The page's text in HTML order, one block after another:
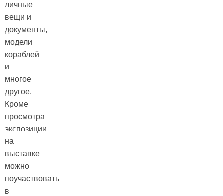
личные
вещи и
документы,
модели
кораблей
и
многое
другое.
Кроме
просмотра
экспозиции
на
выставке
можно
поучаствовать
в